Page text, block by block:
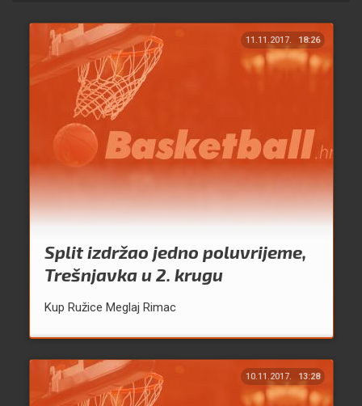
11.11.2017. 18:26
Split izdržao jedno poluvrijeme,
Trešnjavka u 2. krugu
Kup Ružice Meglaj Rimac
10.11.2017. 13:28